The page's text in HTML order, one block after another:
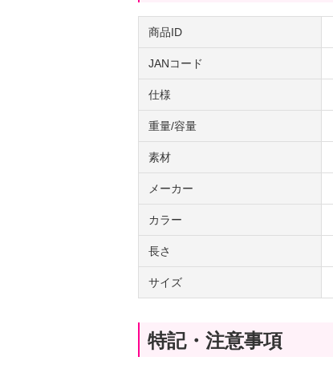
商品ID
JANコード
仕様
重量/容量
素材
メーカー
カラー
長さ
サイズ
特記・注意事項